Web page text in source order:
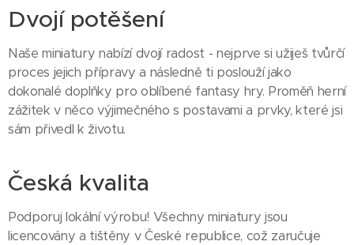
Dvojí potěšení
Naše miniatury nabízí dvojí radost - nejprve si užiješ tvůrčí
proces jejich přípravy a následně ti poslouží jako
dokonalé doplňky pro oblíbené fantasy hry. Proměň herní
zážitek v něco výjimečného s postavami a prvky, které jsi
sám přivedl k životu.
Česká kvalita
Podporuj lokální výrobu! Všechny miniatury jsou
licencovány a tištěny v České republice, což zaručuje